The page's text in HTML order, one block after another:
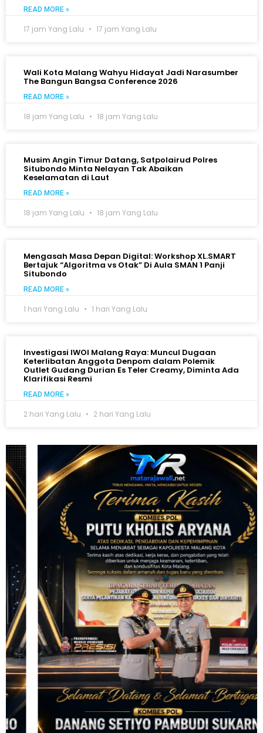
READ MORE »
17 jam Yang Lalu 17 jam Yang Lalu
Wali Kota Malang Wahyu Hidayat Jadi Narasumber
The Bangun Bangsa Conference 2026
READ MORE »
18 jam Yang Lalu 18 jam Yang Lalu
Musim Angin Timur Datang, Satpolairud Polres
Situbondo Minta Nelayan Tak Abaikan
Keselamatan di Laut
READ MORE »
18 jam Yang Lalu 18 jam Yang Lalu
Mengasah Masa Depan Digital: Workshop XL.SMART
Bertajuk “Algoritma vs Otak” Di Aula SMAN 1 Panji
Situbondo
READ MORE »
1 hari Yang Lalu 1 hari Yang Lalu
Investigasi IWOI Malang Raya: Muncul Dugaan
Keterlibatan Anggota Denpom dalam Polemik
Outlet Gudang Durian Es Teler Creamy, Diminta Ada
Klarifikasi Resmi
READ MORE »
2 hari Yang Lalu 2 hari Yang Lalu